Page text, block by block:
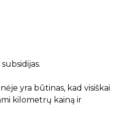
yra būtinas, kad visiškai
kilometrų kainą ir